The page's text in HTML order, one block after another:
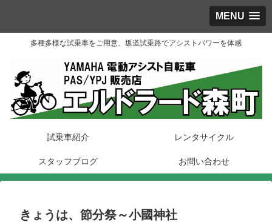
MENU
多種多様な試乗車をご用意、坂道試乗路でアシストパワーを体感
試乗車紹介 レンタサイクル
スタッフブログ お問い合わせ
きょうは、節分祭～小國神社